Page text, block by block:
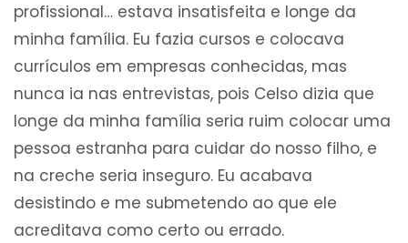
profissional… estava insatisfeita e longe da
minha família. Eu fazia cursos e colocava
currículos em empresas conhecidas, mas
nunca ia nas entrevistas, pois Celso dizia que
longe da minha família seria ruim colocar uma
pessoa estranha para cuidar do nosso filho, e
na creche seria inseguro. Eu acabava
desistindo e me submetendo ao que ele
acreditava como certo ou errado.